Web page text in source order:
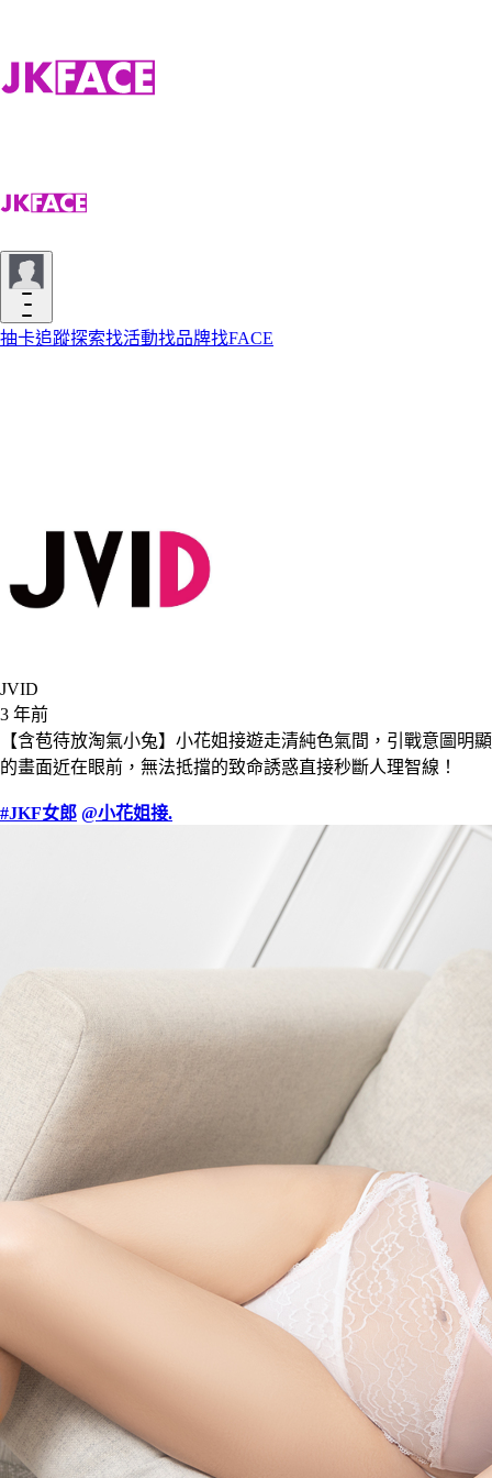
抽卡追蹤探索找活動找品牌找FACE
JVID
3 年前
【含苞待放淘氣小兔】小花姐接遊走清純色氣間，引戰意圖明顯
的畫面近在眼前，無法抵擋的致命誘惑直接秒斷人理智線！
#JKF女郎 @小花姐接.